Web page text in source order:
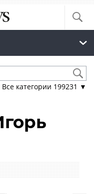
Все категории 199231 ▼